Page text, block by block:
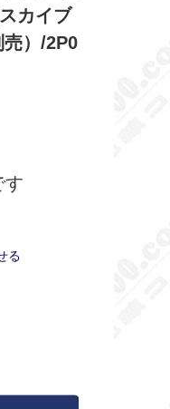
カイブ
）/2P0
す
る